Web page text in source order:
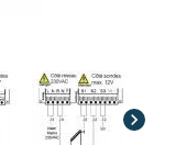
chevron_right